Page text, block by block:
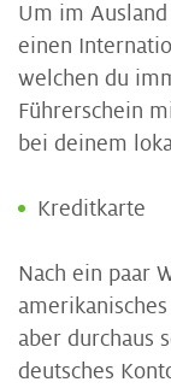
Um im
einen
welchen du
Führerschein
bei deinem
Kreditkarte
Nach ein paar
aber durchaus
deutsches